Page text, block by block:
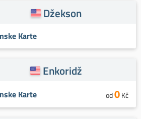
Džekson
Karte
Enkoridž
Karte od0Kč